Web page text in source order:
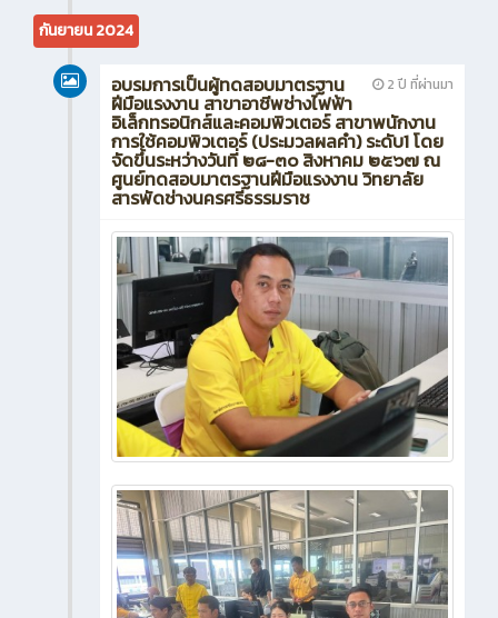
กันยายน 2024
2 ปี ที่ผ่านมา
อบรมการเป็นผู้ทดสอบมาตรฐาน
ฝีมือแรงงาน สาขาอาชีพช่างไฟฟ้า
อิเล็กทรอนิกส์และคอมพิวเตอร์ สาขาพนักงาน
การใช้คอมพิวเตอร์ (ประมวลผลคำ) ระดับ1 โดย
จัดขึ้นระหว่างวันที่ ๒๘-๓๐ สิงหาคม ๒๕๖๗ ณ
ศูนย์ทดสอบมาตรฐานฝีมือแรงงาน วิทยาลัย
สารพัดช่างนครศรีธรรมราช